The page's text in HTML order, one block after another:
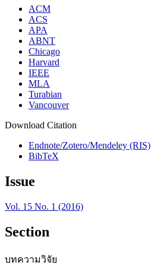
ACM
ACS
APA
ABNT
Chicago
Harvard
IEEE
MLA
Turabian
Vancouver
Download Citation
Endnote/Zotero/Mendeley (RIS)
BibTeX
Issue
Vol. 15 No. 1 (2016)
Section
บทความวิจัย